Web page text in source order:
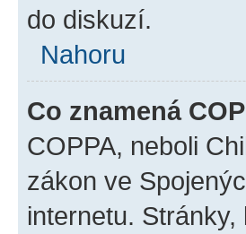
do diskuzí.
Nahoru
Co znamená
COPPA, neboli
zákon ve
internetu.